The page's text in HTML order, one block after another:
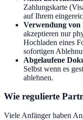
Zahlungskarte
auf Ihrem
Verwendung von
akzeptieren nur
Hochladen eines
sofortigen
Abgelaufene
Selbst wenn es
ablehnen.
Wie regulierte
Viele Anfänger haben